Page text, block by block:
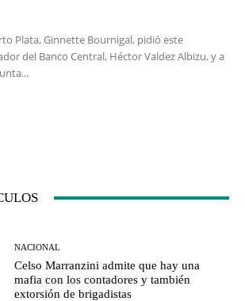
Plata, Ginnette Bournigal, pidió este
del Banco Central, Héctor Valdez Albizu, y a
NACIONAL
Celso Marranzini admite que hay una
mafia con los contadores y también
extorsión de brigadistas